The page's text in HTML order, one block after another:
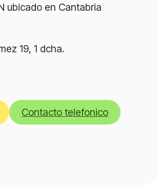
ubicado en Cantabria
19, 1 dcha.
Contacto telefonico